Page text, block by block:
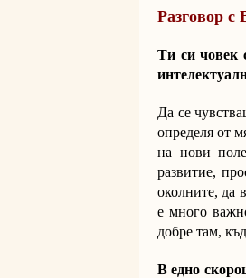
Разговор с
Ти си човек
Да се
определя от
на нови
развитие,
околните, да
е много
добре там,
В едно